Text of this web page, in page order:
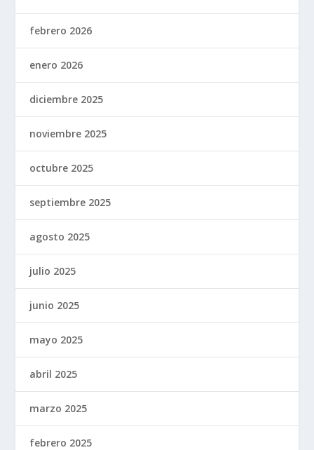
febrero 2026
enero 2026
diciembre 2025
noviembre 2025
octubre 2025
septiembre 2025
agosto 2025
julio 2025
junio 2025
mayo 2025
abril 2025
marzo 2025
febrero 2025